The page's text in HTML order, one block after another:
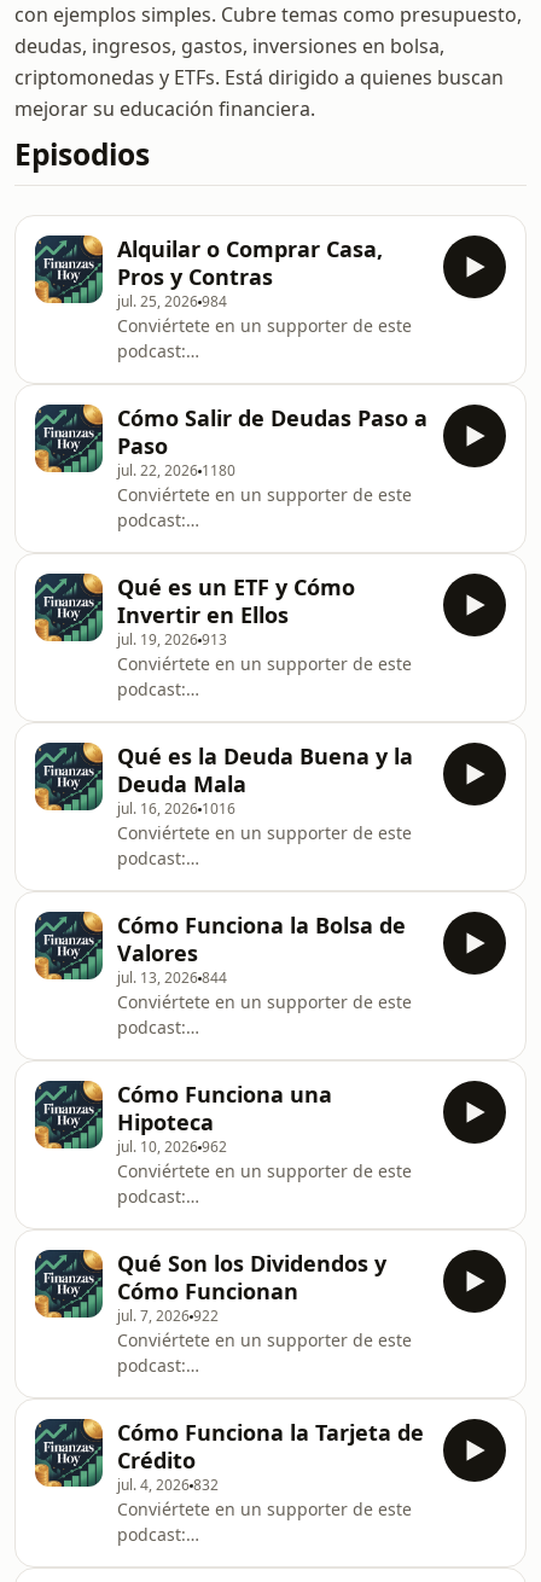
con ejemplos simples. Cubre temas como presupuesto,
deudas, ingresos, gastos, inversiones en bolsa,
criptomonedas y ETFs. Está dirigido a quienes buscan
mejorar su educación financiera.
Episodios
Alquilar o Comprar Casa,
Pros y Contras
jul. 25, 2026984
Conviértete en un supporter de este
podcast:
Cómo Salir de Deudas Paso a
Paso
jul. 22, 2026 1180
Conviértete en un supporter de este
podcast:
Qué es un ETF y Cómo
Invertir en Ellos
jul. 19, 2026913
Conviértete en un supporter de este
podcast:
Qué es la Deuda Buena y la
Deuda Mala
jul. 16, 2026 1016
Conviértete en un supporter de este
podcast:
Cómo Funciona la Bolsa de
Valores
jul. 13, 2026844
Conviértete en un supporter de este
podcast:
Cómo Funciona una
Hipoteca
jul. 10, 2026962
Conviértete en un supporter de este
podcast:
Qué Son los Dividendos y
Cómo Funcionan
jul. 7, 2026922
Conviértete en un supporter de este
podcast:
Cómo Funciona la Tarjeta de
Crédito
jul. 4, 2026832
Conviértete en un supporter de este
podcast: